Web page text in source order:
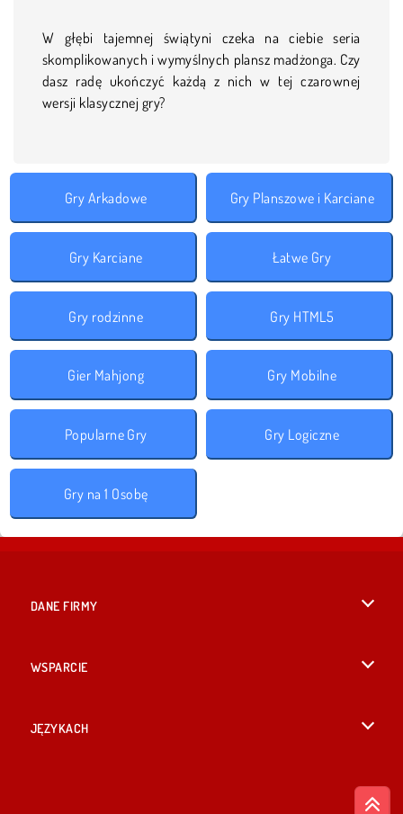
W głębi tajemnej świątyni czeka na ciebie seria
skomplikowanych i wymyślnych plansz madżonga. Czy
dasz radę ukończyć każdą z nich w tej czarownej
wersji klasycznej gry?
Gry Arkadowe Gry Planszowe i Karciane
Gry Karciane Łatwe Gry
Gry rodzinne Gry HTML5
Gier Mahjong Gry Mobilne
Popularne Gry Gry Logiczne
Gry na 1 Osobę
DANE FIRMY
WSPARCIE
JĘZYKACH